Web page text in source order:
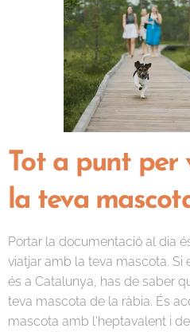
Tot a punt per
la teva
Portar la documentació al dia
viatjar amb la teva mascota. Si
és a Catalunya, has de saber
teva mascota de la ràbia. És
mascota amb l'heptavalent i